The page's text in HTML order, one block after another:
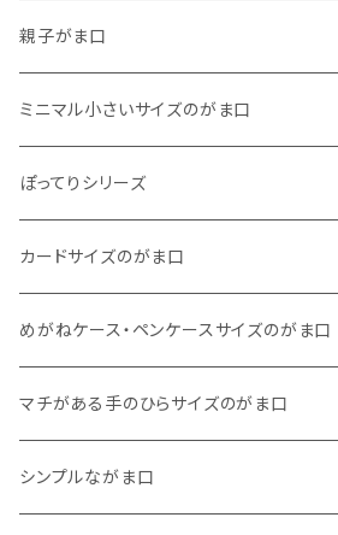
がま口
巾着
親子がま口
・ ぷっくりタイプ
くったりコットンキャンバス
11号帆布
・ 四角いマチのたっぷりサイズ
くったりコットンキャンバス
11号帆布
・ 四角いマチのスリムコンパクトタイプ
くったりコットンキャンバス
11号帆布
・ マチなしスリムタイプ
くったりコットンキャンバス
リネン
ミニマル小さいサイズのがま口
・ くったりコットンキャンバス
・ リネン
・ 柄いろいろ
ぽってりシリーズ
・ がま口
・ 巾着ポーチ
カードサイズのがま口
・ くったりコットンキャンバス
・ 11号帆布
・ リネン
めがねケース・ペンケースサイズのがま口
・ くったりコットンキャンバス
・ 11号帆布
マチがある手のひらサイズのがま口
・ 小さいサイズ
シンプルながま口